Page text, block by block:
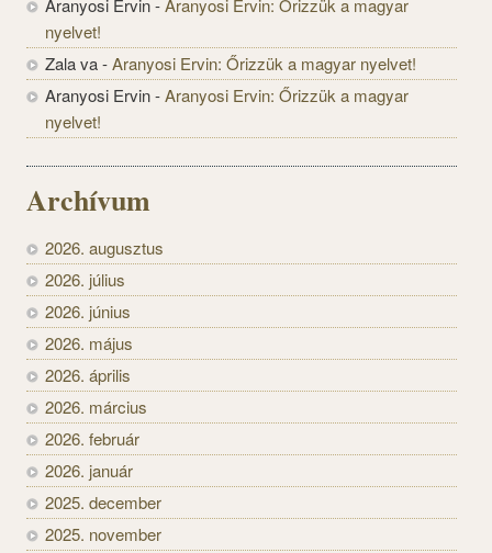
Aranyosi Ervin-Aranyosi Ervin: Őrizzük a magyar
nyelvet!
Zala va-Aranyosi Ervin: Őrizzük a magyar nyelvet!
Aranyosi Ervin-Aranyosi Ervin: Őrizzük a magyar
nyelvet!
Archívum
2026. augusztus
2026. július
2026. június
2026. május
2026. április
2026. március
2026. február
2026. január
2025. december
2025. november